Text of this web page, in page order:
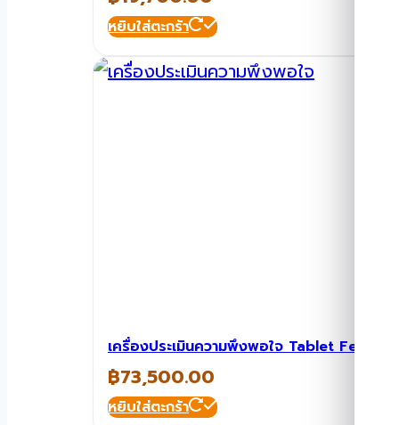
หยิบใส่ตะกร้า
เครื่องประเมินความพึงพอใจ Tablet
฿73,500.00
หยิบใส่ตะกร้า